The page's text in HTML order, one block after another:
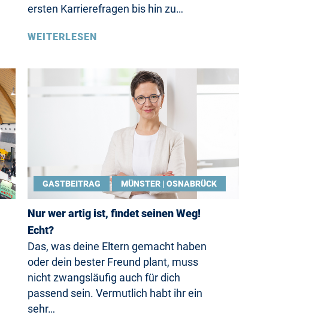
ersten Karrierefragen bis hin zu…
WEITERLESEN
GASTBEITRAG MÜNSTER | OSNABRÜCK
Nur wer artig ist, findet seinen Weg!
Echt?
Das, was deine Eltern gemacht haben
oder dein bester Freund plant, muss
nicht zwangsläufig auch für dich
passend sein. Vermutlich habt ihr ein
sehr…